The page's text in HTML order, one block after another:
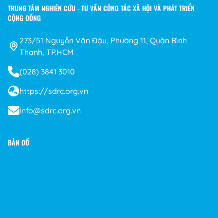
TRUNG TÂM NGHIÊN CỨU - TƯ VẤN CÔNG TÁC XÃ HỘI VÀ PHÁT TRIỂN
CỘNG ĐỒNG
273/51 Nguyễn Văn Đậu, Phường 11, Quận Bình
Thạnh, TP.HCM
(028) 3841 3010
https://sdrc.org.vn
info@sdrc.org.vn
BẢN ĐỒ